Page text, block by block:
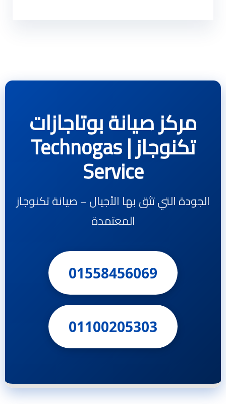
مركز صيانة بوتاجازات
تكنوجاز | Technogas
Service
الجودة التي تثق بها الأجيال – صيانة تكنوجاز
المعتمدة
01558456069
01100205303